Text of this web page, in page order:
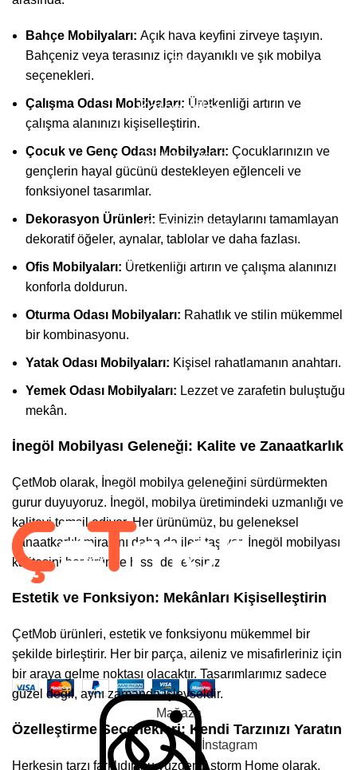
Bahçe Mobilyaları: Açık hava keyfini zirveye taşıyın.
Bahçeniz veya terasınız için dayanıklı ve şık mobilya
seçenekleri.
Çalışma Odası Mobilyaları: Üretkenliği artırın ve
çalışma alanınızı kişiselleştirin.
Çocuk ve Genç Odası Mobilyaları: Çocuklarınızın ve
gençlerin hayal gücünü destekleyen eğlenceli ve
fonksiyonel tasarımlar.
Dekorasyon Ürünleri: Evinizin detaylarını tamamlayan
dekoratif öğeler, aynalar, tablolar ve daha fazlası.
Ofis Mobilyaları: Üretkenliği artırın ve çalışma alanınızı
konforla doldurun.
Oturma Odası Mobilyaları: Rahatlık ve stilin mükemmel
bir kombinasyonu.
Yatak Odası Mobilyaları: Kişisel rahatlamanın anahtarı.
Yemek Odası Mobilyaları: Lezzet ve zarafetin buluştuğu
mekân.
İnegöl Mobilyası Geleneği: Kalite ve Zanaatkarlık
ÇetMob olarak, İnegöl mobilya geleneğini sürdürmekten
gurur duyuyoruz. İnegöl, mobilya üretimindeki uzmanlığı ve
kaliteyi temsil ediyor. Her ürünümüz, bu geleneksel
zanaatkarlık mirasını daha da ileri taşıyor. İnegöl mobilyası
kalitesini her üründe hissedeceksiniz.
Estetik ve Fonksiyon: Mekânları Kişiselleştirin
ÇetMob ürünleri, estetik ve fonksiyonu mükemmel bir
şekilde birleştirir. Her bir parça, aileniz ve misafirleriniz için
bir araya gelme noktası olacaktır. Tasarımlarımız sadece
güzel değil, aynı zamanda işlevseldir.
Özelleştirme Seçenekleri: Kendi Tarzınızı Yaratın
Herkesin tarzı farklıdır, bu yüzden Astorm Home olarak,
S.S.S
Blog
Kategoriler
Oturma Odası
Yatak Odası
Yemek Odası
Çocuk & Genç Odası
Kurumsal
Gizlilik Politikası
Garanti ve İade Koşulları
2022-2025 CREATED BY | ÇetMob | İnegöl Mobilyası
| Tüm Hakları
Saklıdır. |
En Soft | Tarafından Yapıldı.
Mağaza
İnstagram